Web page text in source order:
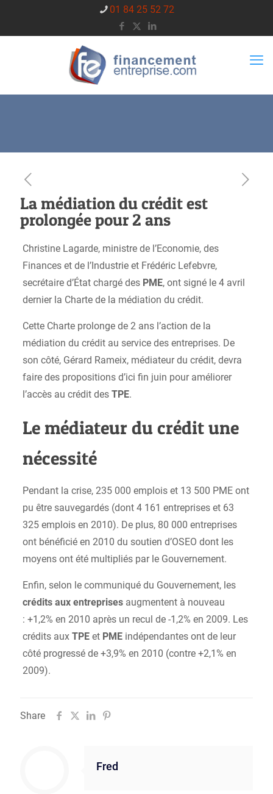
01 84 25 52 72
La médiation du crédit est
prolongée pour 2 ans
Christine Lagarde, ministre de l’Economie, des
Finances et de l’Industrie et Frédéric Lefebvre,
secrétaire d’État chargé des PME, ont signé le 4 avril
dernier la Charte de la médiation du crédit.
Cette Charte prolonge de 2 ans l’action de la
médiation du crédit au service des entreprises. De
son côté, Gérard Rameix, médiateur du crédit, devra
faire des propositions d’ici fin juin pour améliorer
l’accès au crédit des TPE.
Le médiateur du crédit une
nécessité
Pendant la crise, 235 000 emplois et 13 500 PME ont
pu être sauvegardés (dont 4 161 entreprises et 63
325 emplois en 2010). De plus, 80 000 entreprises
ont bénéficié en 2010 du soutien d’OSEO dont les
moyens ont été multipliés par le Gouvernement.
Enfin, selon le communiqué du Gouvernement, les
crédits aux entreprisesaugmentent à nouveau
: +1,2% en 2010 après un recul de -1,2% en 2009. Les
crédits aux TPEet PMEindépendantes ont de leur
côté progressé de +3,9% en 2010 (contre +2,1% en
2009).
Share
Fred